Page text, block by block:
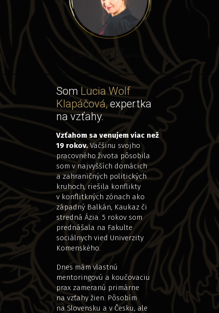
Som Lucia Wolf
Klapáčová, expertka
na vzťahy.
Vzťahom sa venujem viac než
19 rokov.Väčšinu svojho
pracovného života pôsobila
som v najvyšších domácich
a zahraničných politických
kruhoch, riešila konflikty
v konflitkných zónach ako
západný Balkán, Kaukaz či
stredná Ázia. 5 rokov som
prednášala na Fakulte
sociálnych vied Univerzity
Komenského.
Dnes mám vlastnú
mentoringovú a koučovaciu
prax zameranú primárne
na vzťahy žien. Pôsobím
na Slovensku a v Česku, ale